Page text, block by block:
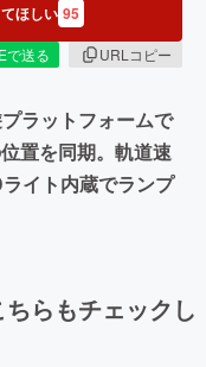
ほしい 95
で送る
URLコピー
ラットフォームで
置を同期。軌道速
イト内蔵でランプ
らもチェックし